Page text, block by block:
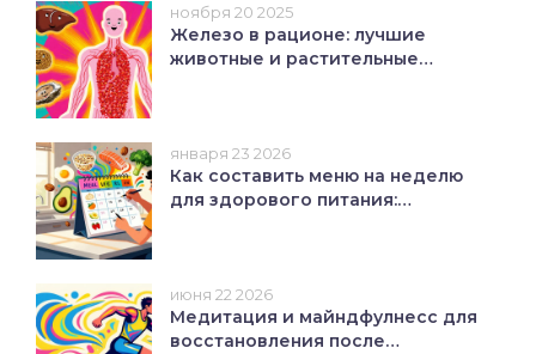
ноября 20 2025
Железо в рационе: лучшие
животные и растительные
января 23 2026
Как составить меню на неделю
для здорового питания:
июня 22 2026
Медитация и майндфулнесс для
восстановления после